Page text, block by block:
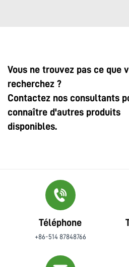
Vous ne trouvez pas ce que
recherchez ?
Contactez nos consultants
connaître d'autres produits
disponibles.
Téléphone
+86-514 87848766